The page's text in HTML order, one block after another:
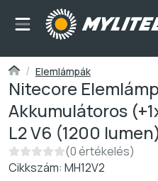
Elemlámpák
Nitecore
Akkumulátoros
L2 V6 (1200
Nincs vélemény
0 értékelés
Cikkszám: MH12V2